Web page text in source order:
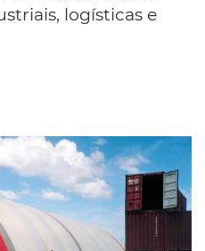
logísticas e